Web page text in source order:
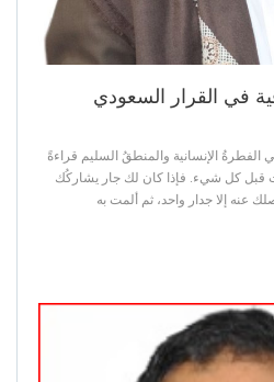
في القرار السعودي
الفطرةُ الإنسانية والمنطقُ السليم قراءةً
قبل كل شيء. فإذا كان لك جار يشاركُك
عنه إلا جدار واحد، ثم ألمت به